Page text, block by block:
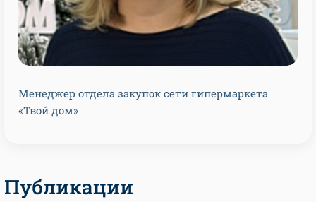
Менеджер отдела закупок сети гипермаркета
«Твой дом»
Публикации